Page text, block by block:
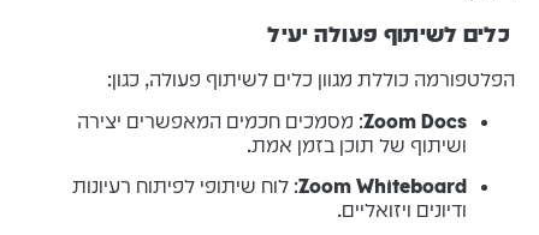
כלים לשיתוף פעולה יעיל
הפלטפורמה כוללת מגוון כלים לשיתוף פעולה, כגון:
Zoom Docs: מסמכים חכמים המאפשרים יצירה
ושיתוף של תוכן בזמן אמת.
Zoom Whiteboard: לוח שיתופי לפיתוח רעיונות
ודיונים ויזואליים.